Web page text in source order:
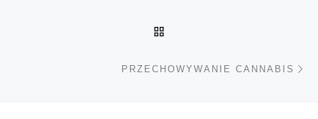
PRZECHOWYWANIE CANNABIS